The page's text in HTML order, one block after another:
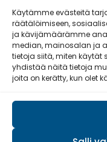
Käytämme evästeitä
räätälöimiseen,
ja kävijämäärämme
median, mainosalan ja
tietoja siitä, miten
yhdistää näitä tietoja
joita on kerätty, kun olet
Etelä-
ry